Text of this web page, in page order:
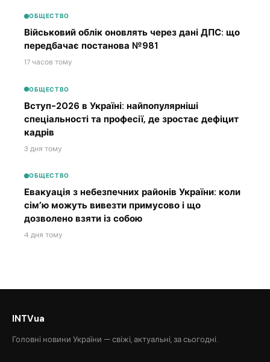
ОБЩЕСТВО
Військовий облік оновлять через дані ДПС: що
передбачає постанова №981
17 часов тому
ОБЩЕСТВО
Вступ-2026 в Україні: найпопулярніші
спеціальності та професії, де зростає дефіцит
кадрів
3 дня тому
ОБЩЕСТВО
Евакуація з небезпечних районів України: коли
сім’ю можуть вивезти примусово і що
дозволено взяти із собою
4 дня тому
INTVua
Головні новини України — свіжі, актуальні, за сьогодні.